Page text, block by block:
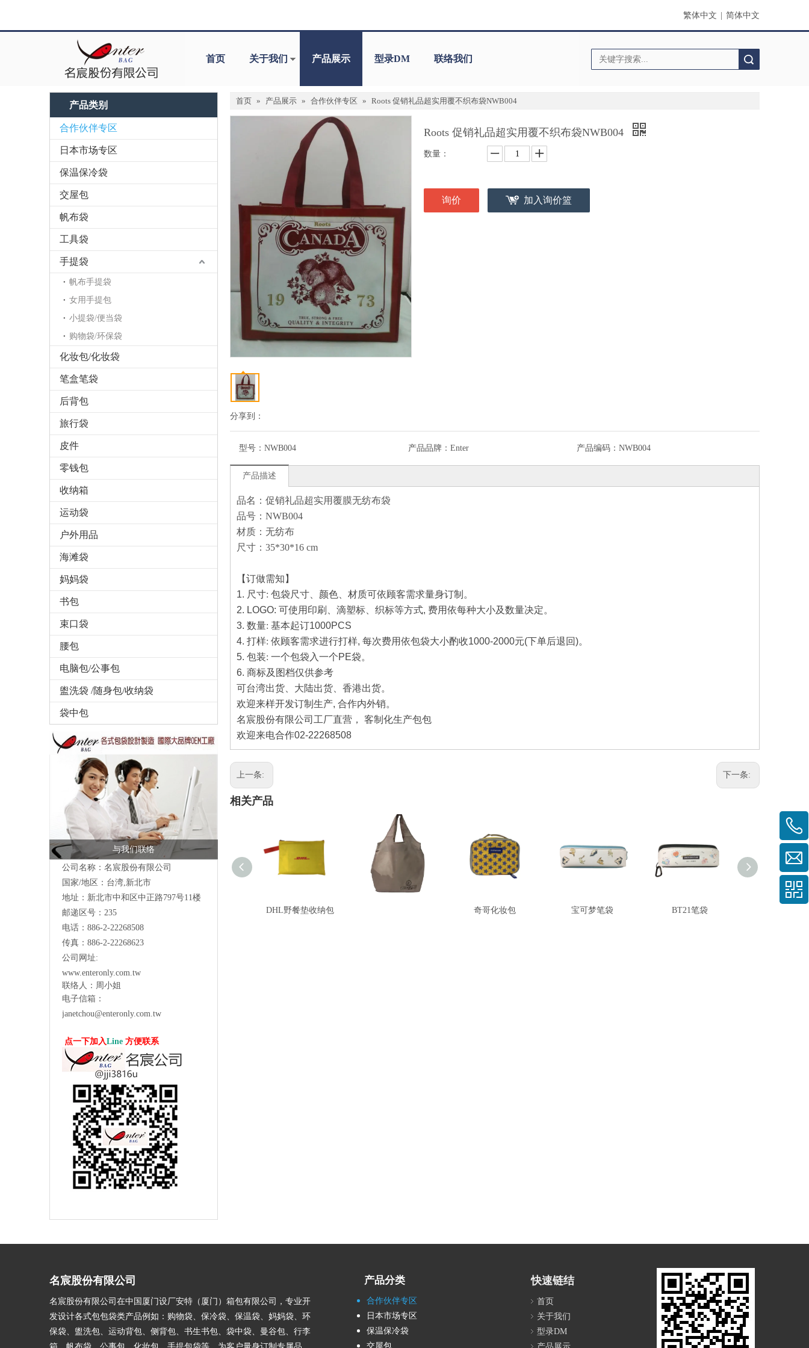
繁体中文 简体中文
首页 关于我们 产品展示 型录DM 联络我们
产品类别
合作伙伴专区
日本市场专区
保温保冷袋
交屋包
帆布袋
工具袋
手提袋
帆布手提袋
女用手提包
小提袋/便当袋
购物袋/环保袋
化妆包/化妆袋
笔盒笔袋
后背包
旅行袋
皮件
零钱包
收纳箱
运动袋
户外用品
海滩袋
妈妈袋
书包
束口袋
腰包
电脑包/公事包
盥洗袋 /随身包/收纳袋
袋中包
与我们联络
公司名称：名宸股份有限公司
国家/地区：台湾,新北市
地址：新北市中和区中正路797号11楼
邮递区号：235
电话：886-2-22268508
传真：886-2-22268623
公司网址:
www.enteronly.com.tw
联络人：周小姐
电子信箱：
janetchou@enteronly.com.tw
点一下加入Line 方便联系
首页 » 产品展示 » 合作伙伴专区 » Roots 促销礼品超实用覆不织布袋NWB004
分享到：
Roots 促销礼品超实用覆不织布袋NWB004
数量：
询价 加入询价篮
型号： NWB004 产品品牌： Enter 产品编码： NWB004
产品描述
品名：促销礼品超实用覆膜无纺布袋
品号：NWB004
材质：无纺布
尺寸：35*30*16 cm
【订做需知】
1. 尺寸: 包袋尺寸、颜色、材质可依顾客需求量身订制。
2. LOGO: 可使用印刷、滴塑标、织标等方式, 费用依每种大小及数量决定。
3. 数量: 基本起订1000PCS
4. 打样: 依顾客需求进行打样, 每次费用依包袋大小酌收1000-2000元(下单后退回)。
5. 包装: 一个包袋入一个PE袋。
6. 商标及图档仅供参考
可台湾出货、大陆出货、香港出货。
欢迎来样开发订制生产, 合作内外销。
名宸股份有限公司工厂直营， 客制化生产包包
欢迎来电合作02-22268508
上一条: 下一条:
相关产品
DHL野餐垫收纳包 奇哥化妆包 宝可梦笔袋 BT21笔袋
名宸股份有限公司
名宸股份有限公司在中国厦门设厂安特（厦门）箱包有限公司，专业开
发设计各式包包袋类产品例如：购物袋、保冷袋、保温袋、妈妈袋、环
保袋、盥洗包、运动背包、侧背包、书生书包、袋中袋、曼谷包、行李
产品分类
合作伙伴专区
日本市场专区
保温保冷袋
交屋包
快速链结
首页
关于我们
型录DM